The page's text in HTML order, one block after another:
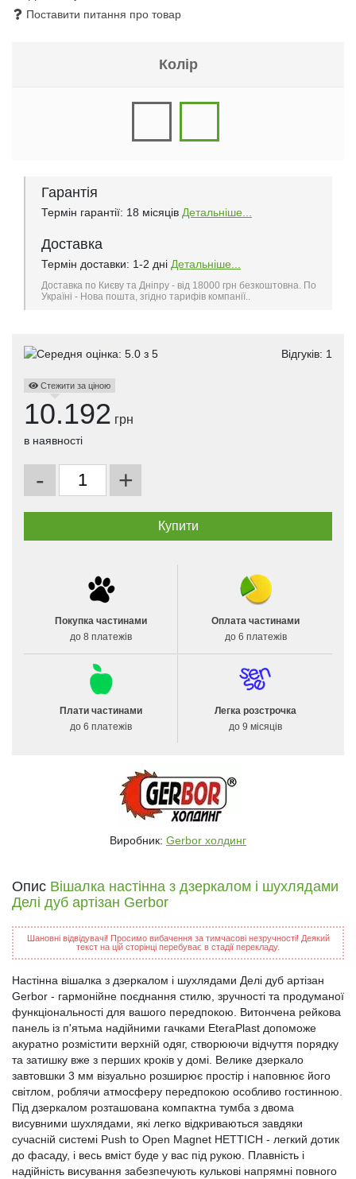
Поставити питання про товар
Колір
Гарантія
Термін гарантії: 18 місяців Детальніше...
Доставка
Термін доставки: 1-2 дні Детальніше...
Доставка по Києву та Дніпру - від 18000 грн безкоштовна. По
Україні - Нова пошта, згідно тарифів компанії..
Відгуків: 1
Стежити за ціною
10.192 грн
в наявності
- +
Покупка частинами
до 8 платежів
Оплата частинами
до 6 платежів
Плати частинами
до 6 платежів
Легка розстрочка
до 9 місяців
Виробник: Gerbor холдинг
Опис Вішалка настінна з дзеркалом і шухлядами
Делі дуб артізан Gerbor
Шановні відвідувачі! Просимо вибачення за тимчасові незручності! Деякий
текст на цій сторінці перебуває в стадії перекладу.
Настінна вішалка з дзеркалом і шухлядами Делі дуб артізан
Gerbor - гармонійне поєднання стилю, зручності та продуманої
функціональності для вашого передпокою. Витончена рейкова
панель із п'ятьма надійними гачками EteraPlast допоможе
акуратно розмістити верхній одяг, створюючи відчуття порядку
та затишку вже з перших кроків у домі. Велике дзеркало
завтовшки 3 мм візуально розширює простір і наповнює його
світлом, роблячи атмосферу передпокою особливо гостинною.
Під дзеркалом розташована компактна тумба з двома
висувними шухлядами, які легко відкриваються завдяки
сучасній системі Push to Open Magnet HETTICH - легкий дотик
до фасаду, і весь вміст буде у вас під рукою. Плавність і
надійність висування забезпечують кулькові напрямні повного